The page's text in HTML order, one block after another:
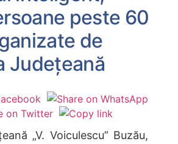
peste 60
de
Județeană
„V. Voiculescu” Buzău,